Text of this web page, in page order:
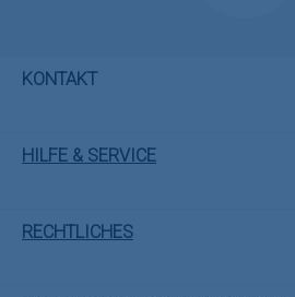
KONTAKT
HILFE & SERVICE
RECHTLICHES